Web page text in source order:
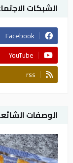
الشبكات
Facebook
YouTube
rss
الوصفات